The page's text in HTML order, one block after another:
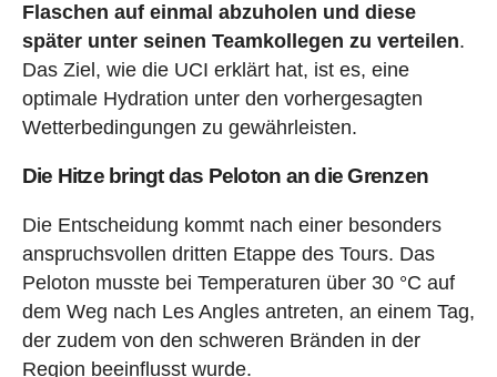
Flaschen auf einmal abzuholen und diese
später unter seinen Teamkollegen zu verteilen.
Das Ziel, wie die UCI erklärt hat, ist es, eine
optimale Hydration unter den vorhergesagten
Wetterbedingungen zu gewährleisten.
Die Hitze bringt das Peloton an die Grenzen
Die Entscheidung kommt nach einer besonders
anspruchsvollen dritten Etappe des Tours. Das
Peloton musste bei Temperaturen über 30 °C auf
dem Weg nach Les Angles antreten, an einem Tag,
der zudem von den schweren Bränden in der
Region beeinflusst wurde.